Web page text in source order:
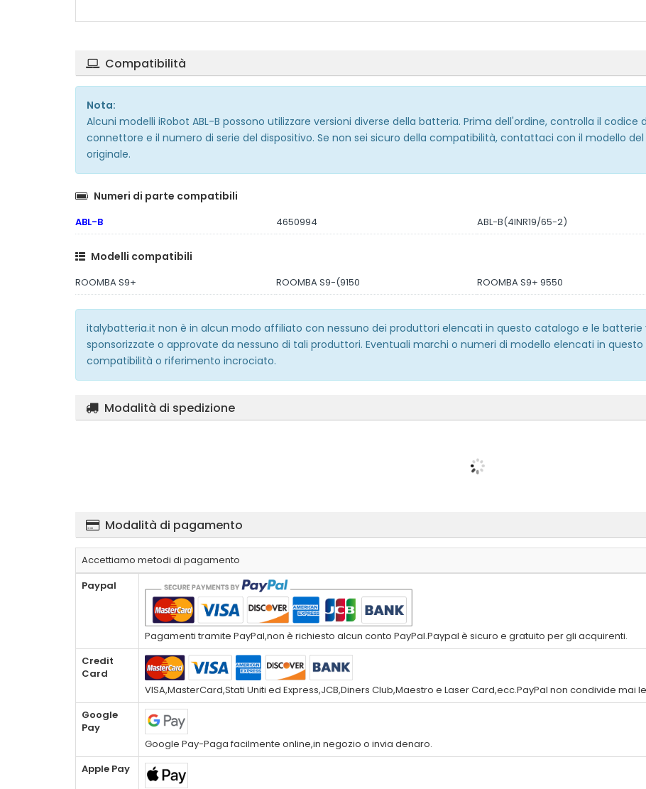
Compatibilità
Nota:
Alcuni modelli iRobot ABL-B possono utilizzare versioni diverse della batteria. Prima dell'ordine, controlla il
connettore e il numero di serie del dispositivo. Se non sei sicuro della compatibilità, contattaci con il modello
originale.
Numeri di parte compatibili
ABL-B 4650994 ABL-B(4INR19/65-2)
Modelli compatibili
ROOMBA S9+ ROOMBA S9-(9150 ROOMBA S9+ 9550
italybatteria.it non è in alcun modo affiliato con nessuno dei produttori elencati in questo catalogo e le
sponsorizzate o approvate da nessuno di tali produttori. Eventuali marchi o numeri di modello elencati in
compatibilità o riferimento incrociato.
Modalità di spedizione
Modalità di pagamento
Accettiamo metodi di pagamento
Paypal
Pagamenti tramite PayPal,non è richiesto alcun conto PayPal.Paypal è sicuro e gratuito per gli acquirenti.
Credit
Card
VISA,MasterCard,Stati Uniti ed Express,JCB,Diners Club,Maestro e Laser Card,ecc.PayPal non condivide mai
Google
Pay
Google Pay-Paga facilmente online,in negozio o invia denaro.
Apple Pay